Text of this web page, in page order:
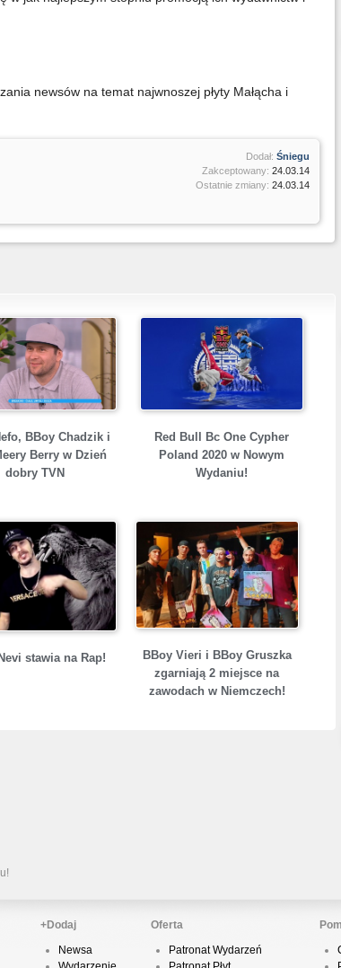
newsów na temat najwnoszej płyty Małącha i
Dodał: Śniegu
Zakceptowany: 24.03.14
Ostatnie zmiany: 24.03.14
BBoy Chadzik i
Berry w Dzień
dobry TVN
Red Bull Bc One Cypher
Poland 2020 w Nowym
Wydaniu!
stawia na Rap!
BBoy Vieri i BBoy Gruszka
zgarniają 2 miejsce na
zawodach w Niemczech!
+Dodaj
Newsa
Oferta
Patronat Wydarzeń